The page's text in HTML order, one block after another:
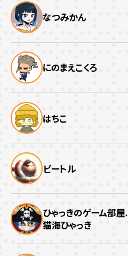
なつみかん
にのまえこくろ
はちこ
ビートル
ひゃっきのゲーム部屋.
猫海ひゃっき